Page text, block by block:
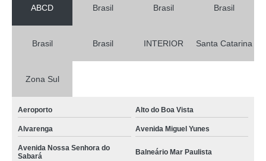
ABCD Brasil Brasil Brasil
Brasil Brasil INTERIOR Santa Catarina
Zona Sul
Aeroporto Alto do Boa Vista
Alvarenga Avenida Miguel Yunes
Avenida Nossa Senhora do
Sabará
Balneário Mar Paulista